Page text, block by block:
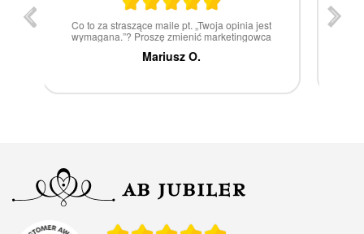
W 100% polecam
Marcin Z.